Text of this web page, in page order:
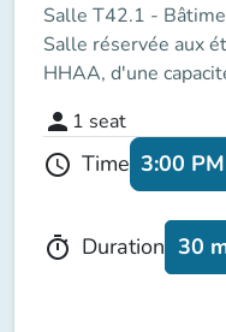
Salle T42.1 -
Salle réservée aux
HHAA, d'une
person 1 seat
schedule Time 3:00 PM
timer Duration 30